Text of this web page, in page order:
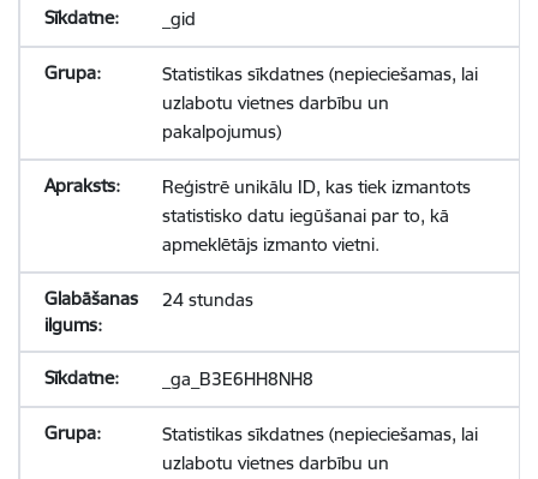
_gid
Statistikas sīkdatnes (nepieciešamas, lai
uzlabotu vietnes darbību un
pakalpojumus)
Reģistrē unikālu ID, kas tiek izmantots
statistisko datu iegūšanai par to, kā
apmeklētājs izmanto vietni.
24 stundas
_ga_B3E6HH8NH8
Statistikas sīkdatnes (nepieciešamas, lai
uzlabotu vietnes darbību un